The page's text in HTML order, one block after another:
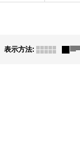
表示方法: